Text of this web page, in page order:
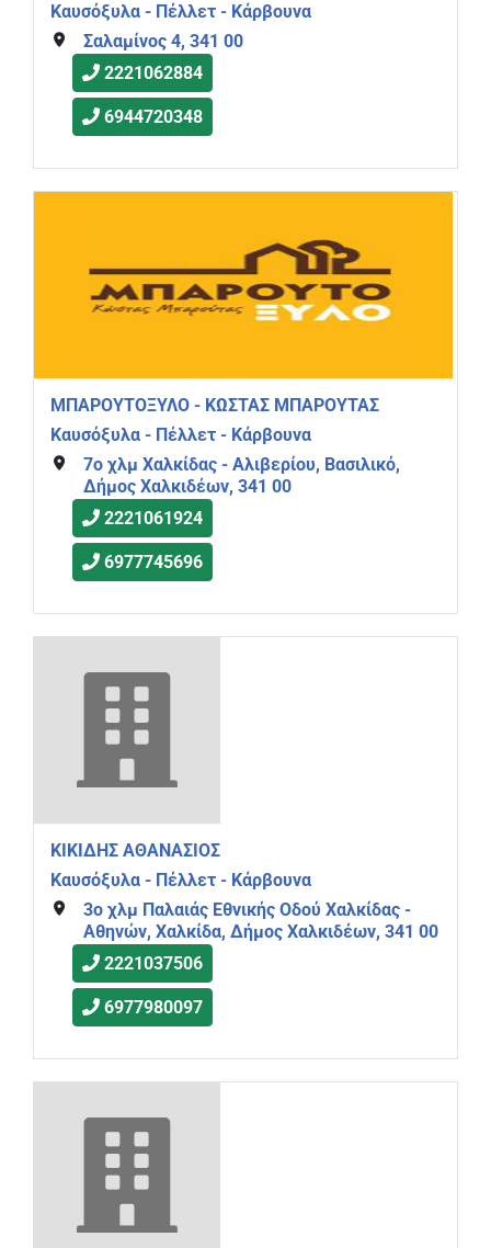
Καυσόξυλα - Πέλλετ - Κάρβουνα
Σαλαμίνος 4, 341 00
2221062884
6944720348
ΜΠΑΡΟΥΤΟΞΥΛΟ - ΚΩΣΤΑΣ ΜΠΑΡΟΥΤΑΣ
Καυσόξυλα - Πέλλετ - Κάρβουνα
7ο χλμ Χαλκίδας - Αλιβερίου, Βασιλικό,
Δήμος Χαλκιδέων, 341 00
2221061924
6977745696
ΚΙΚΙΔΗΣ ΑΘΑΝΑΣΙΟΣ
Καυσόξυλα - Πέλλετ - Κάρβουνα
3ο χλμ Παλαιάς Εθνικής Οδού Χαλκίδας -
Αθηνών, Χαλκίδα, Δήμος Χαλκιδέων, 341 00
2221037506
6977980097